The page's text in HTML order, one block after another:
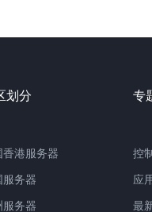
划分
香港服务器
服务器
服务器
专
控
应
最